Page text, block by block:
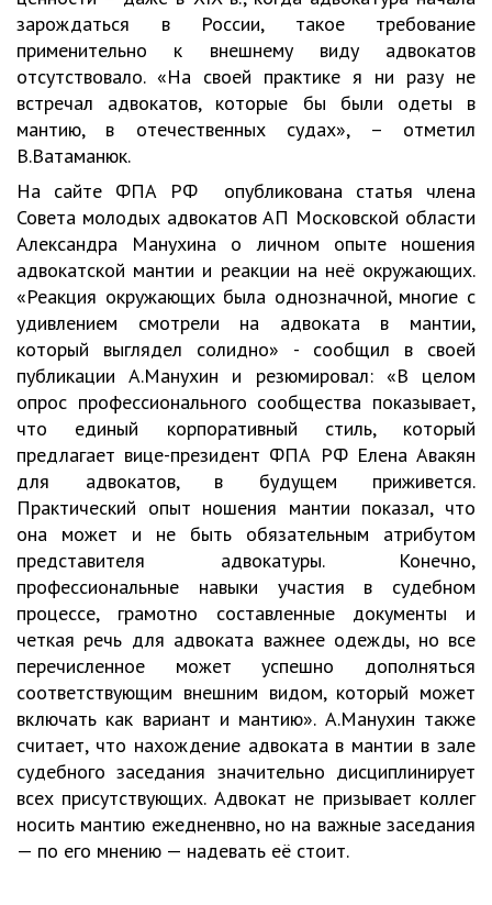
зарождаться в России, такое требование
применительно к внешнему виду адвокатов
отсутствовало. «На своей практике я ни разу не
встречал адвокатов, которые бы были одеты в
мантию, в отечественных судах», – отметил
В.Ватаманюк.
На сайте ФПА РФ опубликована статья члена
Совета молодых адвокатов АП Московской области
Александра Манухина о личном опыте ношения
адвокатской мантии и реакции на неё окружающих.
«Реакция окружающих была однозначной, многие с
удивлением смотрели на адвоката в мантии,
который выглядел солидно» - сообщил в своей
публикации А.Манухин и резюмировал: «В целом
опрос профессионального сообщества показывает,
что единый корпоративный стиль, который
предлагает вице-президент ФПА РФ Елена Авакян
для адвокатов, в будущем приживется.
Практический опыт ношения мантии показал, что
она может и не быть обязательным атрибутом
представителя адвокатуры. Конечно,
профессиональные навыки участия в судебном
процессе, грамотно составленные документы и
четкая речь для адвоката важнее одежды, но все
перечисленное может успешно дополняться
соответствующим внешним видом, который может
включать как вариант и мантию». А.Манухин также
считает, что нахождение адвоката в мантии в зале
судебного заседания значительно дисциплинирует
всех присутствующих. Адвокат не призывает коллег
носить мантию ежедненвно, но на важные заседания
— по его мнению — надевать её стоит.